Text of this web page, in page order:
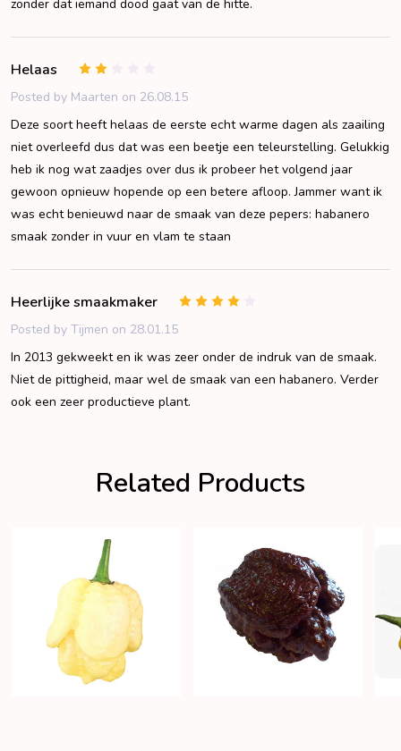
zonder dat iemand dood gaat van de hitte.
Helaas
Posted by Maarten on 26.08.15
Deze soort heeft helaas de eerste echt warme dagen als zaailing
niet overleefd dus dat was een beetje een teleurstelling. Gelukkig
heb ik nog wat zaadjes over dus ik probeer het volgend jaar
gewoon opnieuw hopende op een betere afloop. Jammer want ik
was echt benieuwd naar de smaak van deze pepers: habanero
smaak zonder in vuur en vlam te staan
Heerlijke smaakmaker
Posted by Tijmen on 28.01.15
In 2013 gekweekt en ik was zeer onder de indruk van de smaak.
Niet de pittigheid, maar wel de smaak van een habanero. Verder
ook een zeer productieve plant.
Related Products